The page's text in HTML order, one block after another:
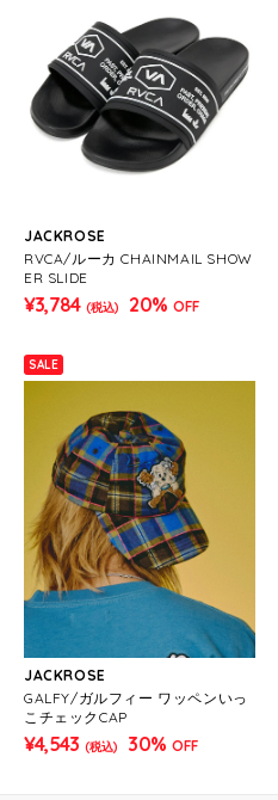
JACKROSE
RVCA/ルーカ CHAINMAIL SHOW
ER SLIDE
¥3,784 (税込) 20% OFF
SALE
JACKROSE
GALFY/ガルフィー ワッペンいっ
こチェックCAP
¥4,543 (税込) 30% OFF